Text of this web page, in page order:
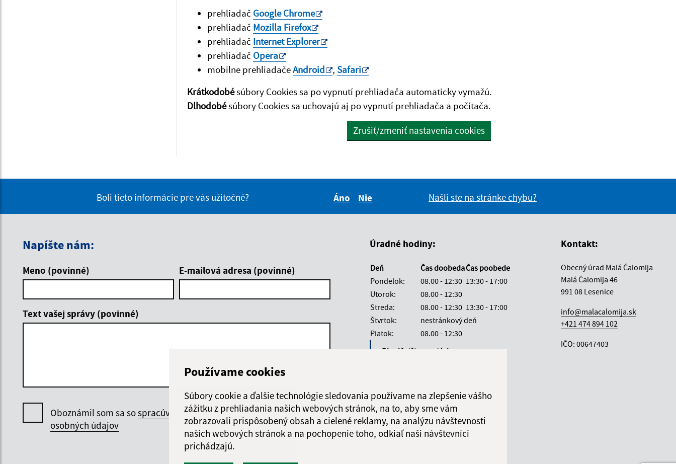
Používame cookies
Súbory cookie a ďalšie technológie sledovania používame na zlepšenie vášho
zážitku z prehliadania našich webových stránok, na to, aby sme vám
zobrazovali prispôsobený obsah a cielené reklamy, na analýzu návštevnosti
našich webových stránok a na pochopenie toho, odkiaľ naši návštevníci
prichádzajú.
prehliadač Google Chrome
prehliadač Mozilla Firefox
prehliadač Internet Explorer
prehliadač Opera
mobilne prehliadačeAndroid , Safari
Krátkodobésúbory Cookies sa po vypnutí prehliadača automaticky vymažú.
Dlhodobésúbory Cookies sa uchovajú aj po vypnutí prehliadača a počítača.
Zrušiť/zmeniť nastavenia cookies
Boli tieto informácie pre vás užitočné?
Áno
Nie
Našli ste na stránke chybu?
Napíšte nám:
Meno (povinné) E-mailová adresa (povinné)
Text vašej správy (povinné)
Oboznámil som sa sospracúvaním
osobných údajov
Google reCaptcha Response
Odoslať správu
Úradné hodiny:
Deň Čas doobedaČas poobede
Pondelok:
08.00 - 12:30 13:30 - 17:00
Utorok:
08.00 - 12:30
Streda:
08.00 - 12:30 13:30 - 17:00
Štvrtok:
nestránkový deň
Piatok:
08.00 - 12:30
Obedňajšia prestávka: 12:30 - 13:30
Kontakt:
Obecný úrad Malá Čalomija
Malá Čalomija 46
991 08 Lesenice
info@malacalomija.sk
+421 474 894 102
IČO: 00647403